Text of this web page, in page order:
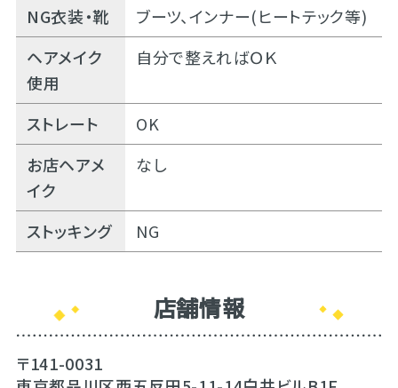
NG衣装・靴
ブーツ、インナー(ヒートテック等)
ヘアメイク
使用
自分で整えればＯＫ
ストレート
OK
お店ヘアメ
イク
なし
ストッキング NG
店舗情報
〒141-0031